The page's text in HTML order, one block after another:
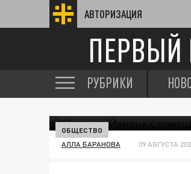
АВТОРИЗАЦИЯ
ПЕРВЫЙ
РУБРИКИ
ОБЩЕСТВО
АЛЛА БАРАНОВА 09 АВГУСТА